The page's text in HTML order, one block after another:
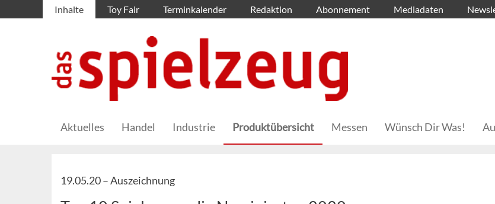
Inhalte Toy Fair Terminkalender Redaktion Abonnement Mediadaten
Aktuelles Handel Industrie Produktübersicht Messen Wünsch Dir Was!
19.05.20 –Auszeichnung